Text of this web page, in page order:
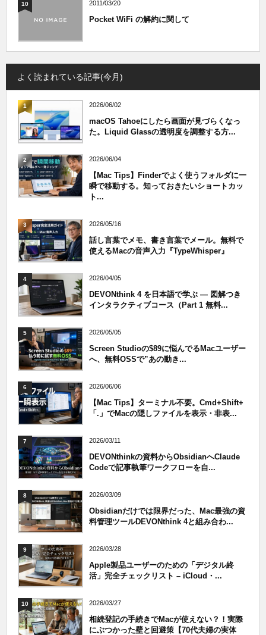
10 2011/03/20
Pocket WiFi の解約に関して
よく読まれている記事(今月)
1 2026/06/02
macOS Tahoeにしたら画面が見づらくなっ
た。Liquid Glassの透明度を調整する方...
2 2026/06/04
【Mac Tips】Finderでよく使うフォルダに一
瞬で移動する。知っておきたいショートカッ
ト...
3 2026/05/16
話し言葉でメモ、書き言葉でメール。無料で
使えるMacの音声入力『TypeWhisper』
4 2026/04/05
DEVONthink 4 を日本語で学ぶ — 図解つき
インタラクティブコース（Part 1 無料...
5 2026/05/05
Screen Studioの$89に悩んでるMacユーザー
へ、無料OSSで”あの動き...
6 2026/06/06
【Mac Tips】ターミナル不要。Cmd+Shift+
「.」でMacの隠しファイルを表示・非表...
7 2026/03/11
DEVONthinkの資料からObsidianへClaude
Codeで記事執筆ワークフローを自...
8 2026/03/09
Obsidianだけでは限界だった、Mac最強の資
料管理ツールDEVONthink 4と組み合わ...
9 2026/03/28
Apple製品ユーザーのための「デジタル終
活」完全チェックリスト – iCloud・...
10 2026/03/27
相続登記の手続きでMacが使えない？！実際
にぶつかった壁と回避策【70代夫婦の実体